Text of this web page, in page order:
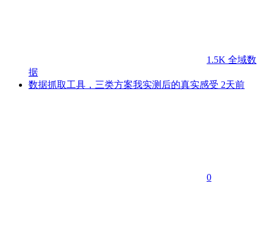
1.5K 全域数
据
数据抓取工具，三类方案我实测后的真实感受 2天前
0